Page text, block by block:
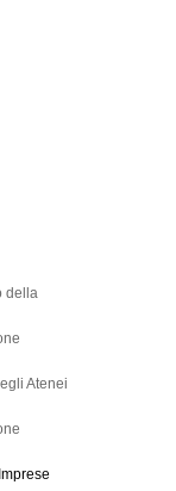
della
Atenei